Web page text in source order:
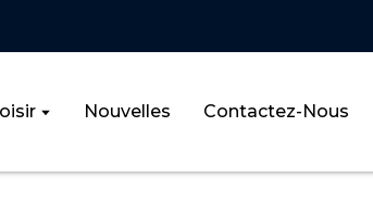
Nouvelles Contactez-Nous